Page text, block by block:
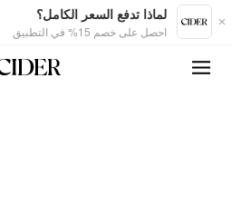
لماذا تدفع السعر الكامل؟
احصل على خصم 15% في التطبيق